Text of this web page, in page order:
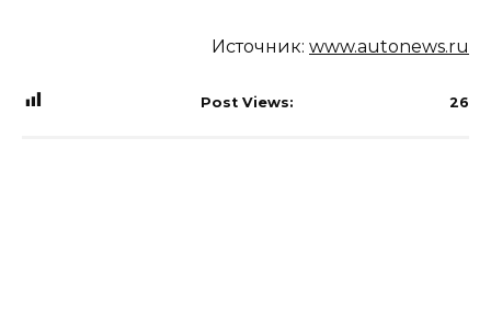
Источник: www.autonews.ru
Post Views: 26